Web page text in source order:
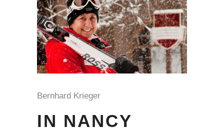
Bernhard Krieger
IN NANCY